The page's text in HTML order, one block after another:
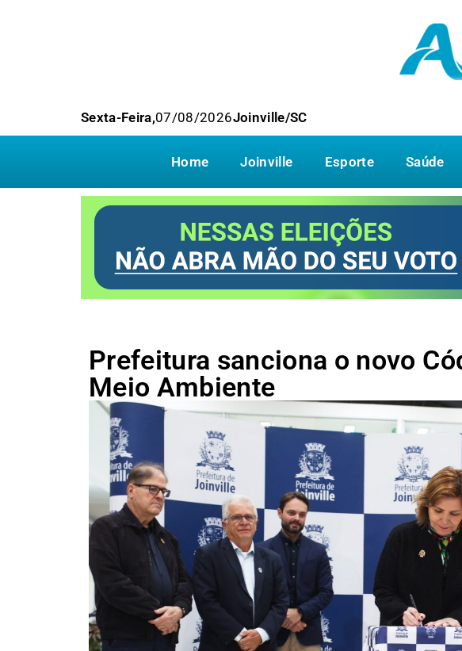
Sexta-Feira,07/08/2026Joinville/SC
Home Joinville Esporte Saúde
Prefeitura sanciona o novo
Meio Ambiente